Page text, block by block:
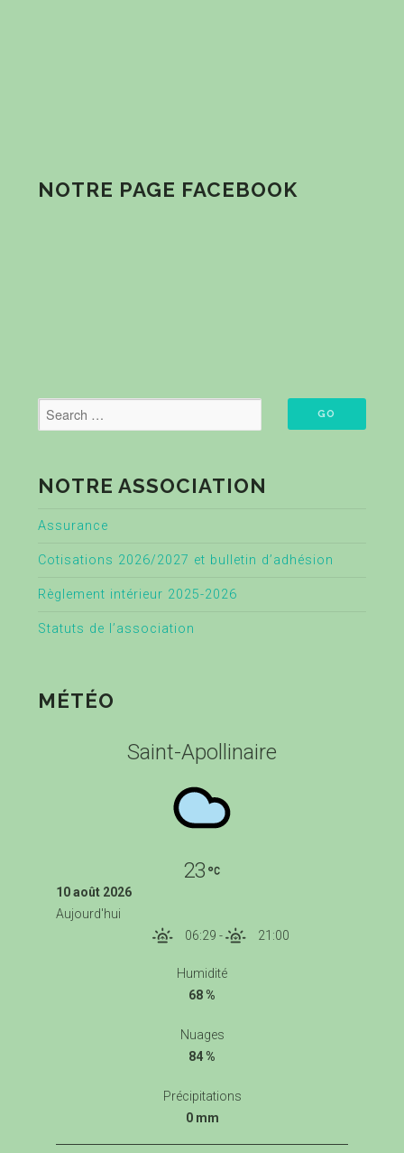
NOTRE PAGE FACEBOOK
NOTRE ASSOCIATION
Assurance
Cotisations 2026/2027 et bulletin d’adhésion
Règlement intérieur 2025-2026
Statuts de l’association
MÉTÉO
Saint-Apollinaire
23
10 août 2026
Aujourd'hui
06:29 - 21:00
Humidité
68 %
Nuages
84 %
Précipitations
0 mm